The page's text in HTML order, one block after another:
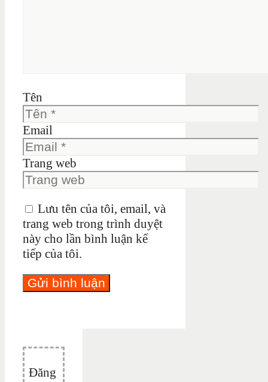
Tên
Email
Trang web
Lưu tên của tôi, email, và
trang web trong trình duyệt
này cho lần bình luận kế
tiếp của tôi.
Đăng